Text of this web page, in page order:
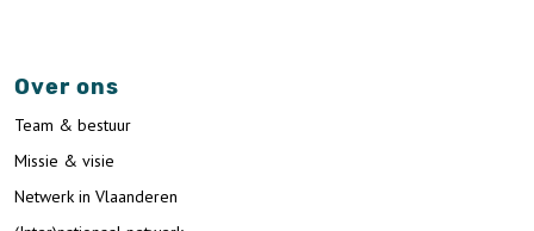
Over ons
Team & bestuur
Missie & visie
Netwerk in Vlaanderen